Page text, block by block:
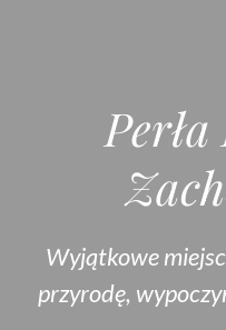
Wyjątkowe
przyrodę,